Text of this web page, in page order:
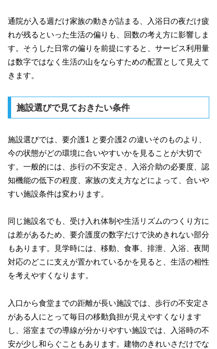
通院が入る週だけ家族の動きが詰まる、入浴日の夜だけ疲
れが残るといった生活の偏りも、回数の考え方に影響しま
す。そうした日常の偏りを前提にすると、サービス利用量
は数字ではなく生活の山をならすための配置として見えて
きます。
施設選びで見ておきたい条件
施設選びでは、要介護1 と要介護2 の違いそのものより、
今の状態がどの環境に合いやすいかを見ることが大切で
す。一般的には、歩行の不安定さ、入浴介助の必要度、認
知機能の低下の程度、家族の支え方などによって、合いや
すい施設条件は変わります。
同じ施設名でも、受け入れ体制や生活リズムのつくり方に
は差があるため、要介護度の数字だけで決めきれない部分
もあります。見学時には、移動、食事、排泄、入浴、夜間
対応のどこに支えが置かれているかを見ると、生活の相性
を考えやすくなります。
入口から食堂までの距離が長い施設では、歩行の不安定さ
がある人にとって毎日の移動負担が見えやすくなります
し、浴室までの導線が分かりやすい施設では、入浴時の不
安が少し和らぐこともあります。建物のきれいさだけでな